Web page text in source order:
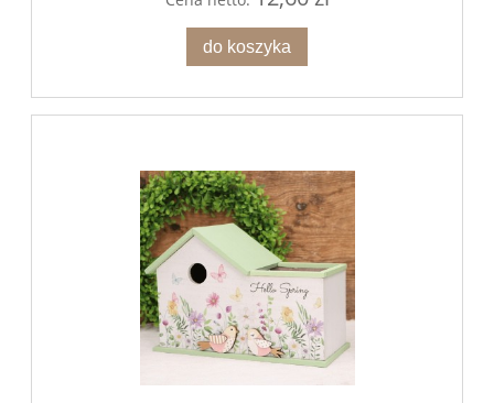
do koszyka